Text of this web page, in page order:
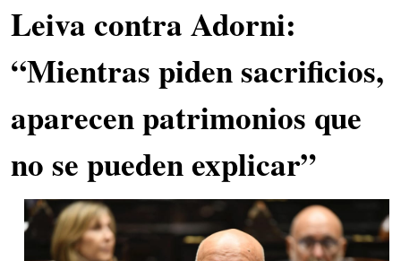
Leiva contra Adorni:
“Mientras piden sacrificios,
aparecen patrimonios que
no se pueden explicar”